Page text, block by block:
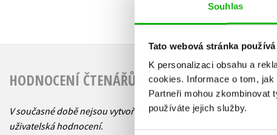
Souhlas
Tato webová stránka
K personalizaci obsahu a
cookies. Informace o tom,
Partneři mohou zkombinovat
používáte jejich služby.
HODNOCENÍ ČTENÁŘŮ
V současné době nejsou vytvořena žádná
uživatelská hodnocení.